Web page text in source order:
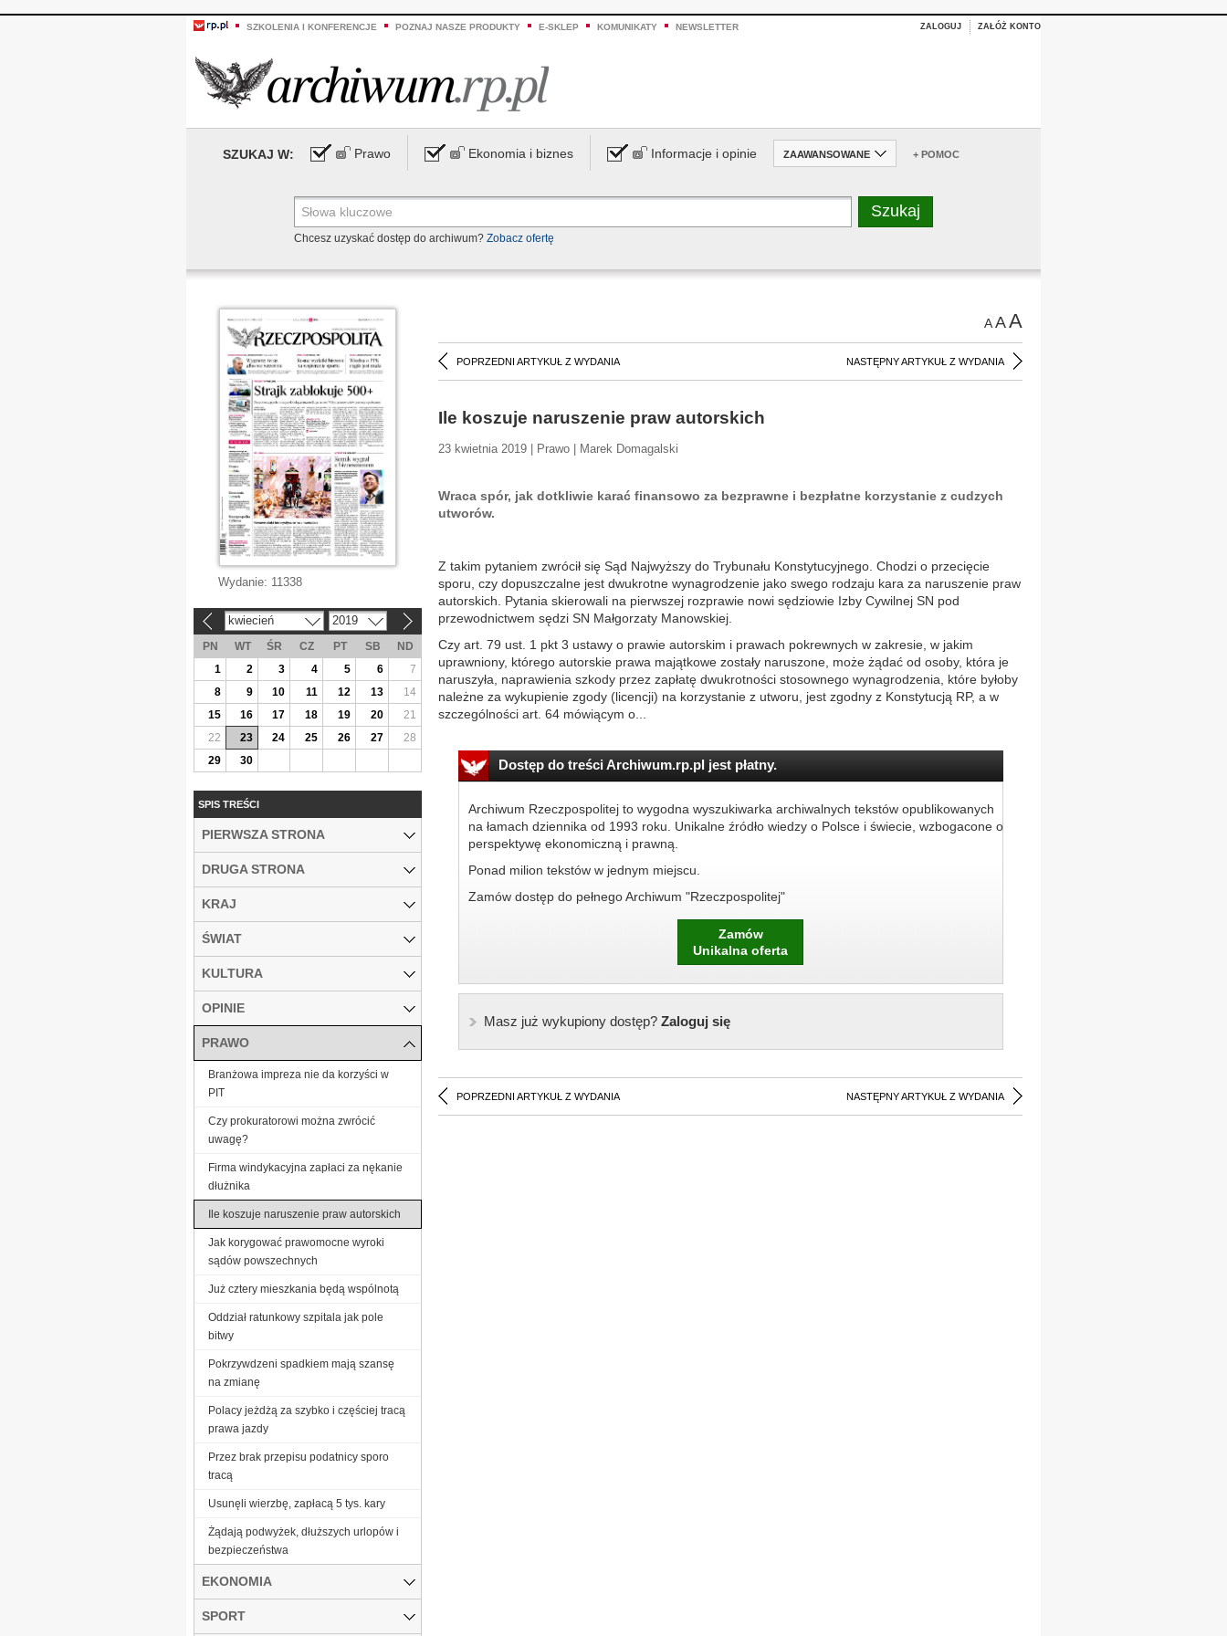
SZKOLENIA I KONFERENCJE POZNAJ NASZE PRODUKTY E-SKLEP KOMUNIKATY NEWSLETTER ZALOGUJ ZAŁÓŻ KONTO
SZUKAJ W: Prawo Ekonomia i biznes Informacje i opinie ZAAWANSOWANE + POMOC
Chcesz uzyskać dostęp do archiwum? Zobacz ofertę
AAA
POPRZEDNI ARTYKUŁ Z WYDANIA NASTĘPNY ARTYKUŁ Z WYDANIA
Ile koszuje naruszenie praw autorskich
23 kwietnia 2019 | Prawo | Marek Domagalski
Wraca spór, jak dotkliwie karać finansowo za bezprawne i bezpłatne korzystanie z cudzych
utworów.
Z takim pytaniem zwrócił się Sąd Najwyższy do Trybunału Konstytucyjnego. Chodzi o przecięcie
sporu, czy dopuszczalne jest dwukrotne wynagrodzenie jako swego rodzaju kara za naruszenie praw
autorskich. Pytania skierowali na pierwszej rozprawie nowi sędziowie Izby Cywilnej SN pod
przewodnictwem sędzi SN Małgorzaty Manowskiej.
Czy art. 79 ust. 1 pkt 3 ustawy o prawie autorskim i prawach pokrewnych w zakresie, w jakim
uprawniony, którego autorskie prawa majątkowe zostały naruszone, może żądać od osoby, która je
naruszyła, naprawienia szkody przez zapłatę dwukrotności stosownego wynagrodzenia, które byłoby
należne za wykupienie zgody (licencji) na korzystanie z utworu, jest zgodny z Konstytucją RP, a w
szczególności art. 64 mówiącym o...
Dostęp do treści Archiwum.rp.pl jest płatny.
Archiwum Rzeczpospolitej to wygodna wyszukiwarka archiwalnych tekstów opublikowanych
na łamach dziennika od 1993 roku. Unikalne źródło wiedzy o Polsce i świecie, wzbogacone o
perspektywę ekonomiczną i prawną.
Ponad milion tekstów w jednym miejscu.
Zamów dostęp do pełnego Archiwum "Rzeczpospolitej"
Zamów
Unikalna oferta
Masz już wykupiony dostęp?Zaloguj się
POPRZEDNI ARTYKUŁ Z WYDANIA NASTĘPNY ARTYKUŁ Z WYDANIA
Wydanie: 11338
kwiecień 2019
PN WT ŚR CZ PT SB
ND
1
2 3 4 5 6
7
8
9 10 11 12 13
14
15
16 17 18 19 20
21
22
23 24 25 26 27
28
29
30
SPIS TREŚCI
PIERWSZA STRONA
DRUGA STRONA
KRAJ
ŚWIAT
KULTURA
OPINIE
PRAWO
Branżowa impreza nie da korzyści w
PIT
Czy prokuratorowi można zwrócić
uwagę?
Firma windykacyjna zapłaci za nękanie
dłużnika
Ile koszuje naruszenie praw autorskich
Jak korygować prawomocne wyroki
sądów powszechnych
Już cztery mieszkania będą wspólnotą
Oddział ratunkowy szpitala jak pole
bitwy
Pokrzywdzeni spadkiem mają szansę
na zmianę
Polacy jeżdżą za szybko i częściej tracą
prawa jazdy
Przez brak przepisu podatnicy sporo
tracą
Usunęli wierzbę, zapłacą 5 tys. kary
Żądają podwyżek, dłuższych urlopów i
bezpieczeństwa
EKONOMIA
SPORT